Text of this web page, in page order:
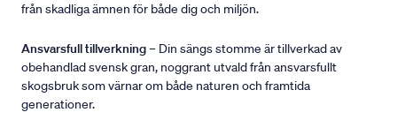
från skadliga ämnen för både dig och miljön.
Ansvarsfull tillverkning– Din sängs stomme är tillverkad av
obehandlad svensk gran, noggrant utvald från ansvarsfullt
skogsbruk som värnar om både naturen och framtida
generationer.